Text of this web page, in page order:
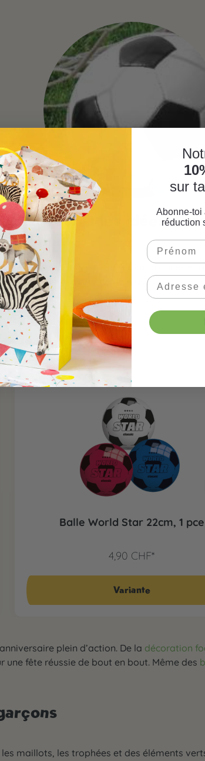
Voir toutes les idées de
football
Découvre d’autres inspirations, astuces et
pour composer ta fête de A à Z.
Balle World Star 22cm, 1 pce
4,90 CHF*
Variante
plein d’action. De la décoration
fête réussie de bout en bout. Même des
maillots, les trophées et des éléments
sur
Abonne-toi
réduction